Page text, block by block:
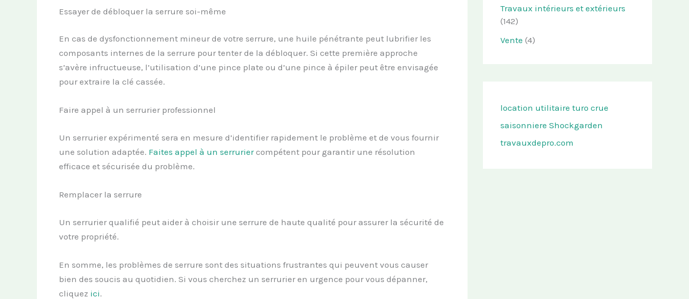
Essayer de débloquer la serrure soi-même
En cas de dysfonctionnement mineur de votre serrure, une huile pénétrante peut lubrifier les
composants internes de la serrure pour tenter de la débloquer. Si cette première approche
s’avère infructueuse, l’utilisation d’une pince plate ou d’une pince à épiler peut être envisagée
pour extraire la clé cassée.
Faire appel à un serrurier professionnel
Un serrurier expérimenté sera en mesure d’identifier rapidement le problème et de vous fournir
une solution adaptée. Faites appel à un serruriercompétent pour garantir une résolution
efficace et sécurisée du problème.
Remplacer la serrure
Un serrurier qualifié peut aider à choisir une serrure de haute qualité pour assurer la sécurité de
votre propriété.
En somme, les problèmes de serrure sont des situations frustrantes qui peuvent vous causer
bien des soucis au quotidien. Si vous cherchez un serrurier en urgence pour vous dépanner,
cliquez ici.
Travaux intérieurs et extérieurs
(142)
Vente (4)
location utilitaire turo crue
saisonniere Shockgarden
travauxdepro.com